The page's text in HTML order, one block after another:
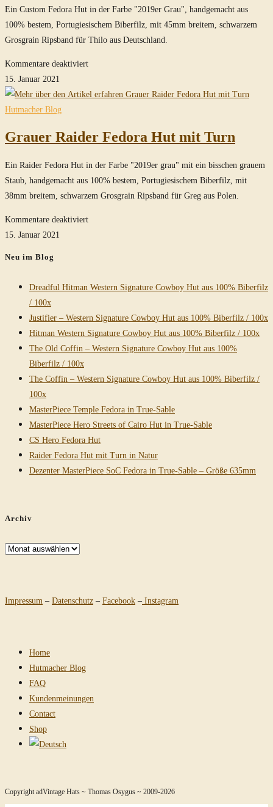
Ein Custom Fedora Hut in der Farbe "2019er Grau", handgemacht aus
100% bestem, Portugiesischem Biberfilz, mit 45mm breitem, schwarzem
Grosgrain Ripsband für Thilo aus Deutschland.
Kommentare deaktiviertfür
Fedora
grau
15. Januar 2021
Hutmacher Blog
Grauer Raider Fedora Hut mit Turn
Ein Raider Fedora Hut in der Farbe "2019er grau" mit ein bisschen grauem
Staub, handgemacht aus 100% bestem, Portugiesischem Biberfilz, mit
38mm breitem, schwarzem Grosgrain Ripsband für Greg aus Polen.
Kommentare deaktiviertfür
mit
15. Januar 2021
Neu im Blog
Dreadful Hitman Western Signature Cowboy Hut aus 100% Biberfilz
/ 100x
Justifier – Western Signature Cowboy Hut aus 100% Biberfilz / 100x
Hitman Western Signature Cowboy Hut aus 100% Biberfilz / 100x
The Old Coffin – Western Signature Cowboy Hut aus 100%
Biberfilz / 100x
The Coffin – Western Signature Cowboy Hut aus 100% Biberfilz /
100x
MasterPiece Temple Fedora in True-Sable
MasterPiece Hero Streets of Cairo Hut in True-Sable
CS Hero Fedora Hut
Raider Fedora Hut mit Turn in Natur
Dezenter MasterPiece SoC Fedora in True-Sable – Größe 635mm
Archiv
Archiv
Impressum – Datenschutz – Facebook – Instagram
Home
Hutmacher Blog
FAQ
Kundenmeinungen
Contact
Shop
Copyright adVintage Hats ~ Thomas Osygus ~ 2009-2026